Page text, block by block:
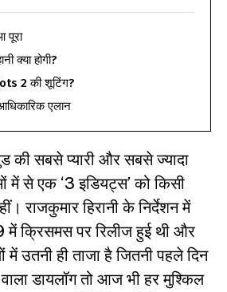
पूरा
क्या होगी?
2 की शूटिंग?
एलान
की सबसे प्यारी और सबसे ज्यादा
में से एक ‘3 इडियट्स’ को किसी
राजकुमार हिरानी के निर्देशन में
में क्रिसमस पर रिलीज हुई थी और
उतनी ही ताजा है जितनी पहले दिन
डायलॉग तो आज भी हर मुश्किल